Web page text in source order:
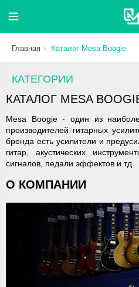
Главная Каталог Mesa Boogie
КАТЕГОРИИ
КАТАЛОГ MESA
Mesa Boogie - один из
производителей гитарных
бренда есть усилители и
гитар, акустических
сигналов, педали эффектов и тд.
О КОМПАНИИ